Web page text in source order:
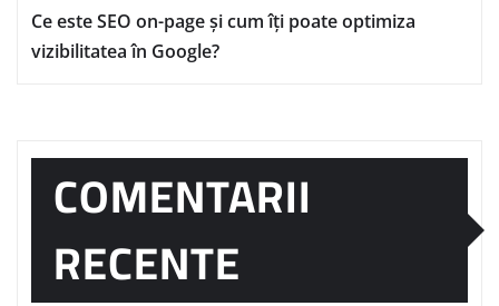
Ce este SEO on-page și cum îți poate optimiza
vizibilitatea în Google?
COMENTARII
RECENTE